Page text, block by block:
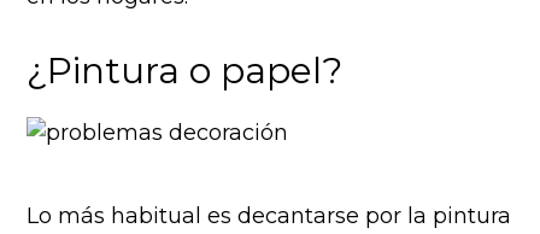
¿Pintura o papel?
Lo más habitual es decantarse por la pintura